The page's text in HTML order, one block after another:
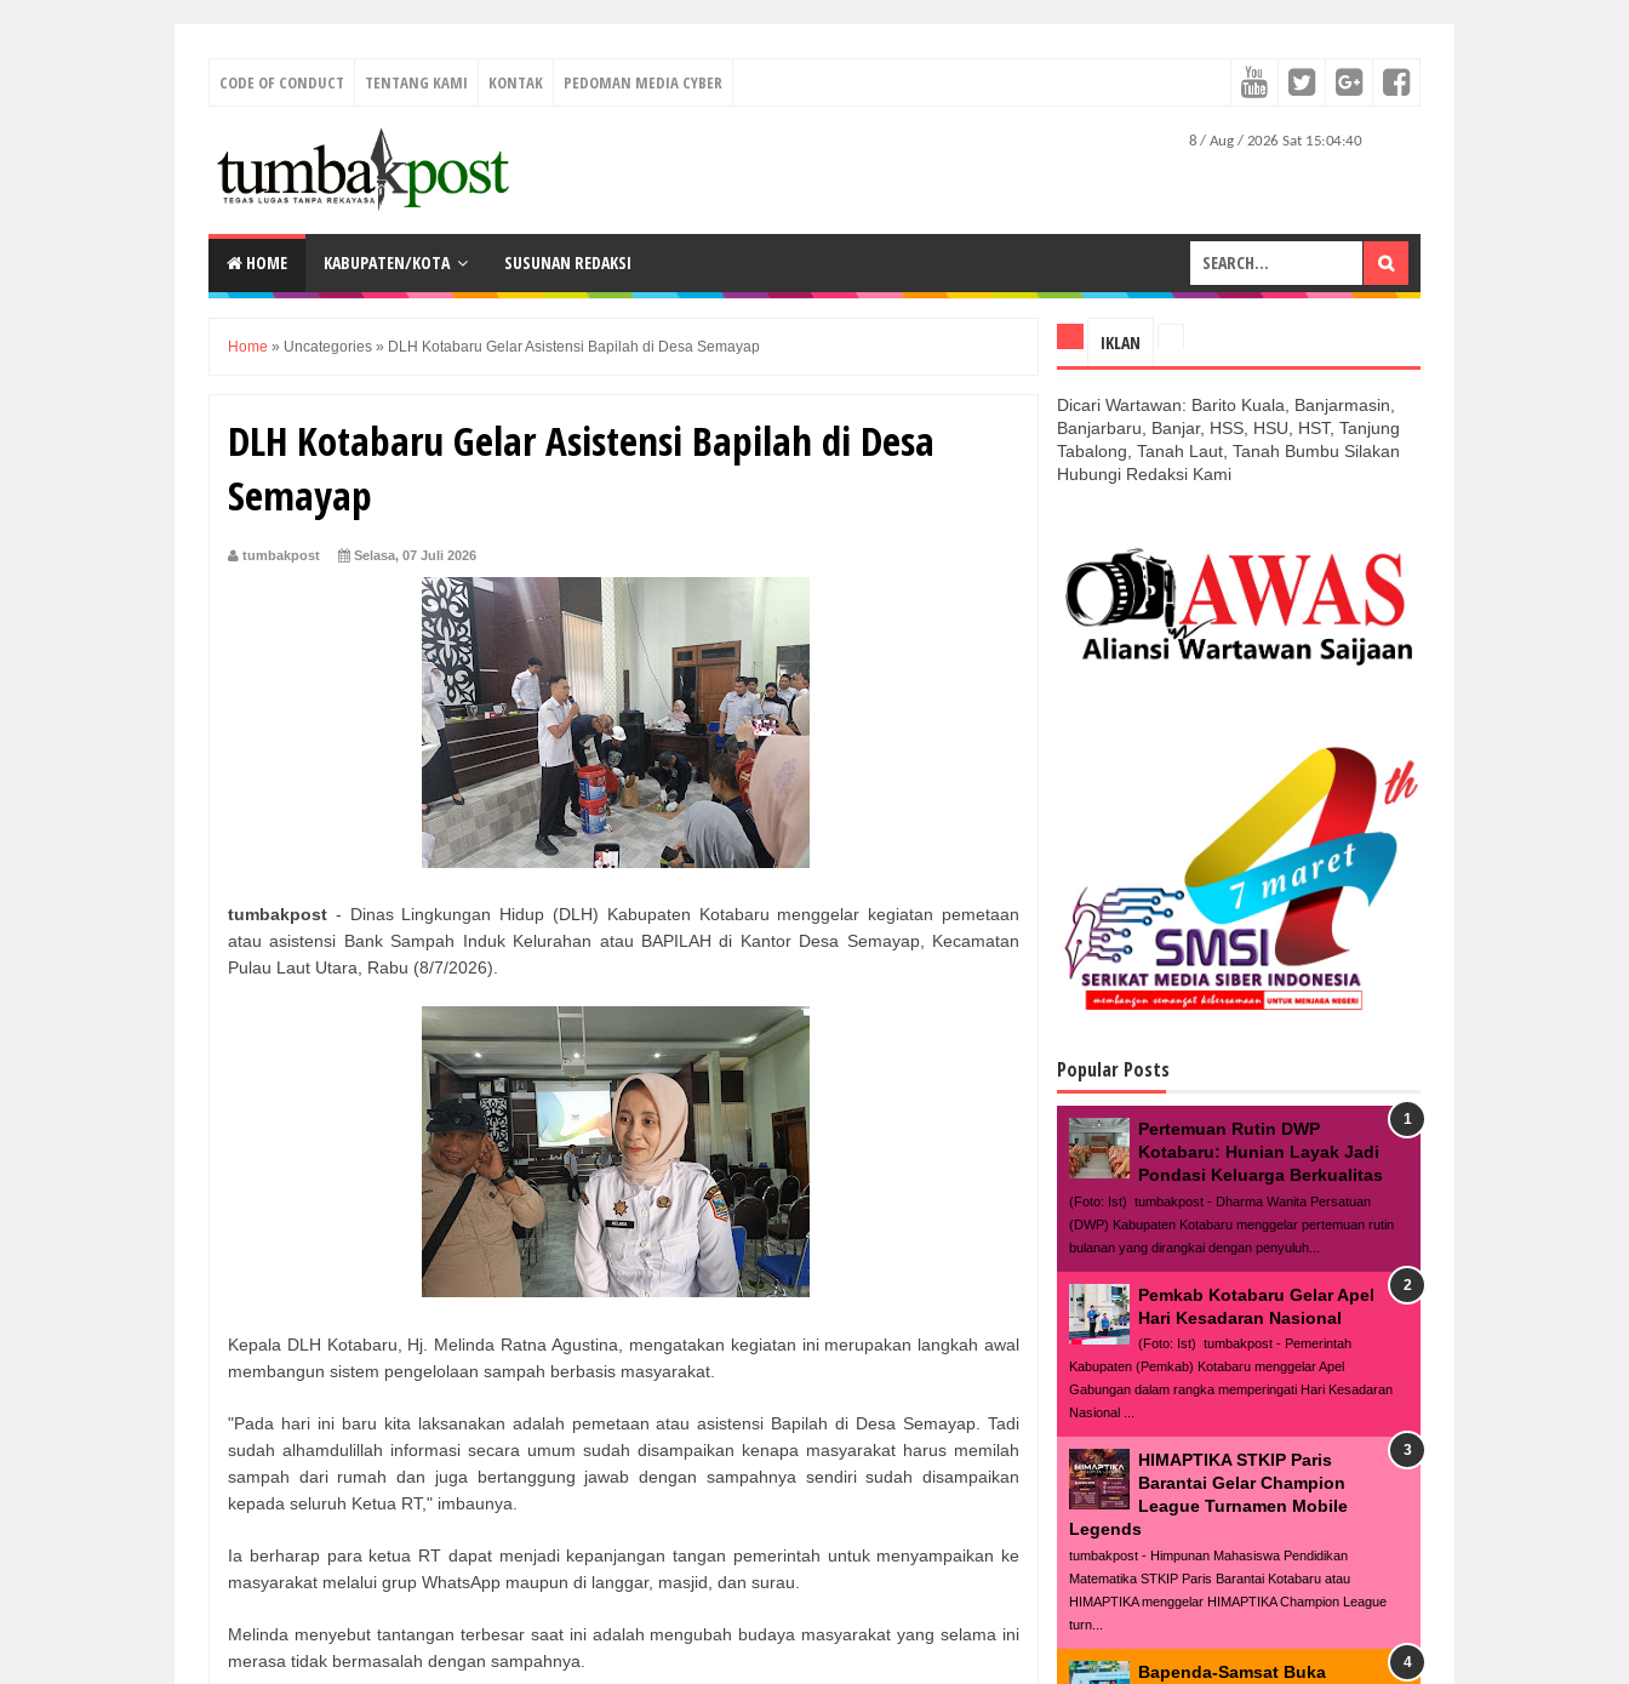
CODE OF CONDUCT TENTANG KAMI KONTAK PEDOMAN MEDIA CYBER
HOME KABUPATEN/KOTA SUSUNAN REDAKSI
Home » Uncategories » DLH Kotabaru Gelar Asistensi Bapilah di Desa Semayap
DLH Kotabaru Gelar Asistensi Bapilah di Desa
Semayap
tumbakpost Selasa, 07 Juli 2026
tumbakpost - Dinas Lingkungan Hidup (DLH) Kabupaten Kotabaru menggelar kegiatan pemetaan
atau asistensi Bank Sampah Induk Kelurahan atau BAPILAH di Kantor Desa Semayap, Kecamatan
Pulau Laut Utara, Rabu (8/7/2026).
Kepala DLH Kotabaru, Hj. Melinda Ratna Agustina, mengatakan kegiatan ini merupakan langkah awal
membangun sistem pengelolaan sampah berbasis masyarakat.
"Pada hari ini baru kita laksanakan adalah pemetaan atau asistensi Bapilah di Desa Semayap. Tadi
sudah alhamdulillah informasi secara umum sudah disampaikan kenapa masyarakat harus memilah
sampah dari rumah dan juga bertanggung jawab dengan sampahnya sendiri sudah disampaikan
kepada seluruh Ketua RT," imbaunya.
Ia berharap para ketua RT dapat menjadi kepanjangan tangan pemerintah untuk menyampaikan ke
masyarakat melalui grup WhatsApp maupun di langgar, masjid, dan surau.
Melinda menyebut tantangan terbesar saat ini adalah mengubah budaya masyarakat yang selama ini
merasa tidak bermasalah dengan sampahnya.
IKLAN
Dicari Wartawan: Barito Kuala, Banjarmasin,
Banjarbaru, Banjar, HSS, HSU, HST, Tanjung
Tabalong, Tanah Laut, Tanah Bumbu Silakan
Hubungi Redaksi Kami
Popular Posts
Pertemuan Rutin DWP
Kotabaru: Hunian Layak Jadi
Pondasi Keluarga Berkualitas
(Foto: Ist) tumbakpost - Dharma Wanita Persatuan
(DWP) Kabupaten Kotabaru menggelar pertemuan rutin
bulanan yang dirangkai dengan penyuluh...
Pemkab Kotabaru Gelar Apel
Hari Kesadaran Nasional
(Foto: Ist) tumbakpost - Pemerintah
Kabupaten (Pemkab) Kotabaru menggelar Apel
Gabungan dalam rangka memperingati Hari Kesadaran
Nasional ...
HIMAPTIKA STKIP Paris
Barantai Gelar Champion
League Turnamen Mobile
Legends
tumbakpost - Himpunan Mahasiswa Pendidikan
Matematika STKIP Paris Barantai Kotabaru atau
HIMAPTIKA menggelar HIMAPTIKA Champion League
turn...
Bapenda-Samsat Buka